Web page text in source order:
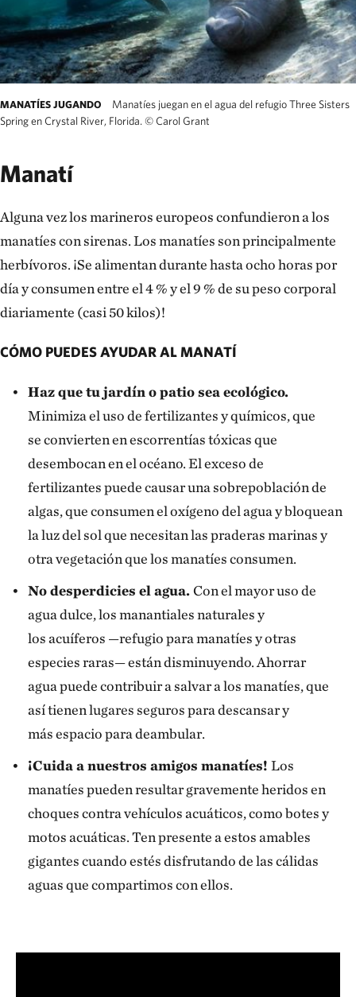
MANATÍES JUGANDO
Manatíes juegan en el agua del refugio Three Sisters
Spring en Crystal River, Florida. ©Carol Grant
Manatí
Alguna vez los marineros europeos confundieron a los
manatíes con sirenas. Los manatíes son principalmente
herbívoros. ¡Se alimentan durante hasta ocho horas por
día y consumen entre el 4 % y el 9 % de su peso corporal
diariamente (casi 50 kilos)!
CÓMO PUEDES AYUDAR AL MANATÍ
Haz que tu jardín o patio sea ecológico.
Minimiza el uso de fertilizantes y químicos, que
se convierten en escorrentías tóxicas que
desembocan en el océano. El exceso de
fertilizantes puede causar una sobrepoblación de
algas, que consumen el oxígeno del agua y bloquean
la luz del sol que necesitan las praderas marinas y
otra vegetación que los manatíes consumen.
No desperdicies el agua.Con el mayor uso de
agua dulce, los manantiales naturales y
los acuíferos —refugio para manatíes y otras
especies raras— están disminuyendo. Ahorrar
agua puede contribuir a salvar a los manatíes, que
así tienen lugares seguros para descansar y
más espacio para deambular.
¡Cuida a nuestros amigos manatíes!Los
manatíes pueden resultar gravemente heridos en
choques contra vehículos acuáticos, como botes y
motos acuáticas. Ten presente a estos amables
gigantes cuando estés disfrutando de las cálidas
aguas que compartimos con ellos.